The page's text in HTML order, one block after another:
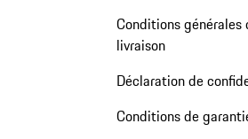
Conditions
livraison
Déclaration de
Conditions de